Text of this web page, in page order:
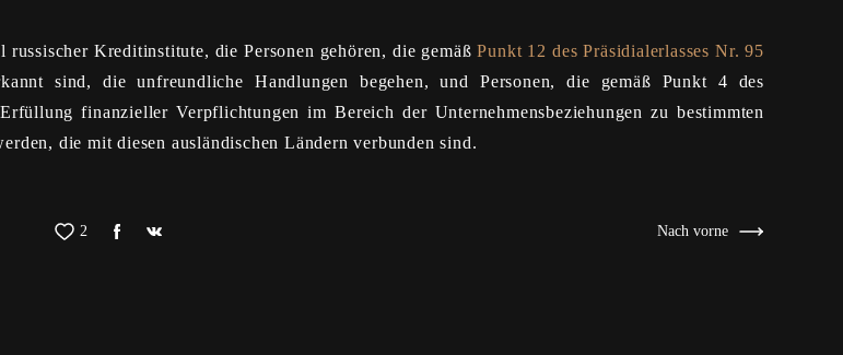
Kreditinstitute, die Personen gehören, die gemäßPunkt 12 des Präsidialerlasses Nr. 95
sind, die unfreundliche Handlungen begehen, und Personen, die gemäß Punkt 4 des
finanzieller Verpflichtungen im Bereich der Unternehmensbeziehungen zu bestimmten
die mit diesen ausländischen Ländern verbunden sind.
2 Nach vorne